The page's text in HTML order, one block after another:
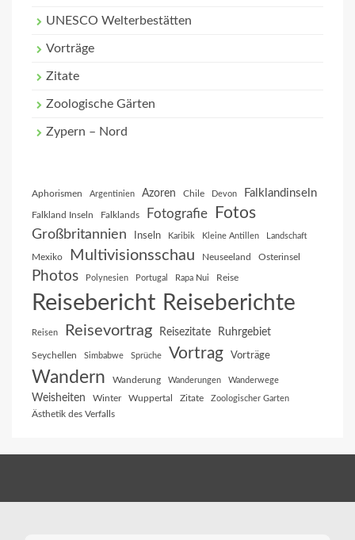
UNESCO Welterbestätten
Vorträge
Zitate
Zoologische Gärten
Zypern – Nord
Aphorismen Argentinien Azoren Chile Devon Falklandinseln
Falkland Inseln Falklands Fotografie Fotos
Großbritannien Inseln Karibik Kleine Antillen Landschaft
Mexiko Multivisionsschau Neuseeland Osterinsel
Photos Polynesien Portugal Rapa Nui Reise
Reisebericht Reiseberichte
Reisen Reisevortrag Reisezitate Ruhrgebiet
Seychellen Simbabwe Sprüche Vortrag Vorträge
Wandern Wanderung Wanderungen Wanderwege
Weisheiten Winter Wuppertal Zitate Zoologischer Garten
Ästhetik des Verfalls